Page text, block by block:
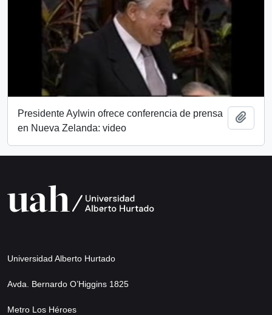
Presidente Aylwin ofrece conferencia de prensa
en Nueva Zelanda: video
Universidad Alberto Hurtado
Avda. Bernardo O’Higgins 1825
Metro Los Héroes